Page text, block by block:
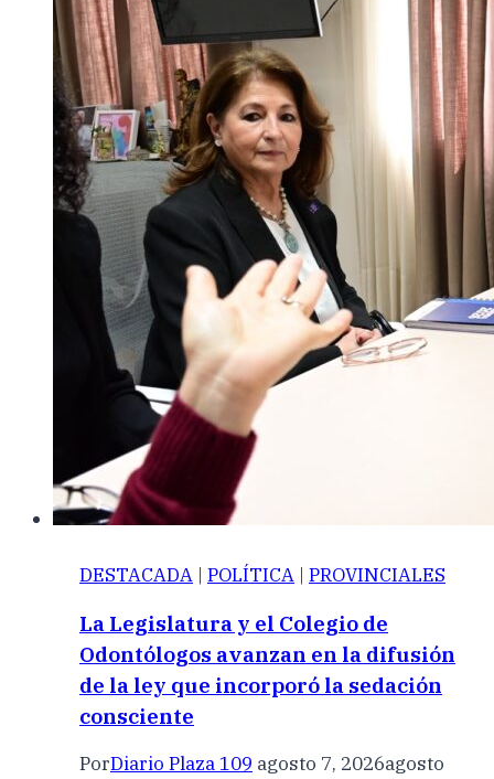
DESTACADA | POLÍTICA | PROVINCIALES
La Legislatura y el Colegio de
Odontólogos avanzan en la difusión
de la ley que incorporó la sedación
consciente
PorDiario Plaza 109 agosto 7, 2026agosto